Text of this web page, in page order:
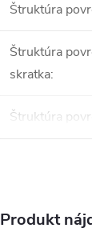
Štruktúra
Štruktúra
skratka:
Štruktúra
Produkt